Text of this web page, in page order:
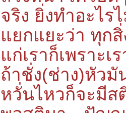
จริง ยิ่งทำอะไร
แยกแยะว่า ทุก
แก่เราก็เพราะเ
ถ้าชั่ง(ช่าง)หัวมั
หวั่นไหวก็จะมีส